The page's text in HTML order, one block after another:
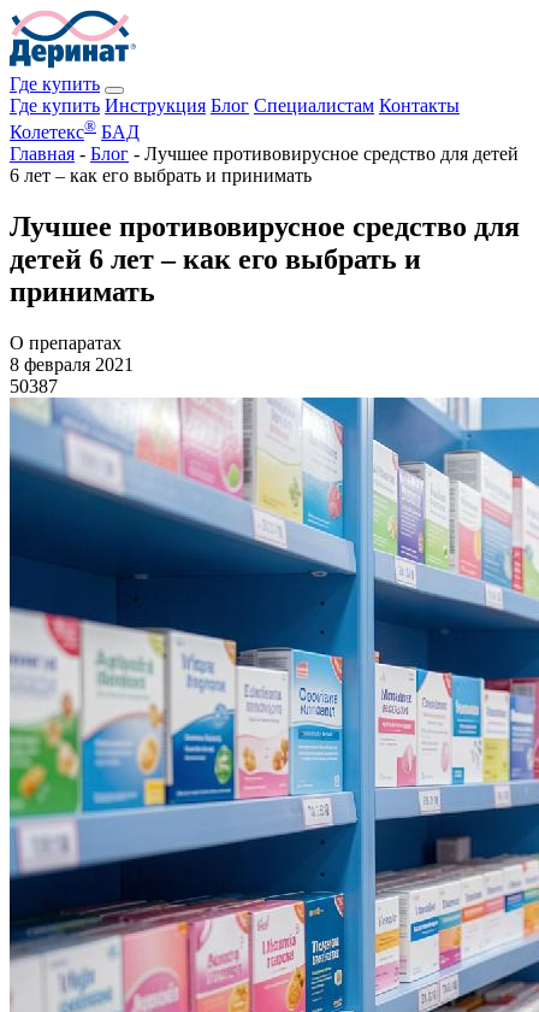
Где купить
Где купить Инструкция Блог Специалистам Контакты
Колетекс® БАД
Главная - Блог - Лучшее противовирусное средство для детей
6 лет – как его выбрать и принимать
Лучшее противовирусное средство для
детей 6 лет – как его выбрать и
принимать
О препаратах
8 февраля 2021
50387